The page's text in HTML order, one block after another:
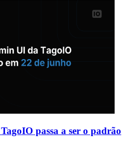
passa a ser o padrão